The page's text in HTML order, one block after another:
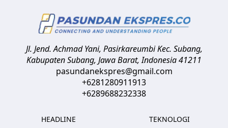
Jl. Jend. Achmad Yani, Pasirkareumbi Kec. Subang,
Kabupaten Subang, Jawa Barat,Indonesia41211
pasundanekspres@gmail.com
+6281280911913
+6289688232338
HEADLINE
TEKNOLOGI